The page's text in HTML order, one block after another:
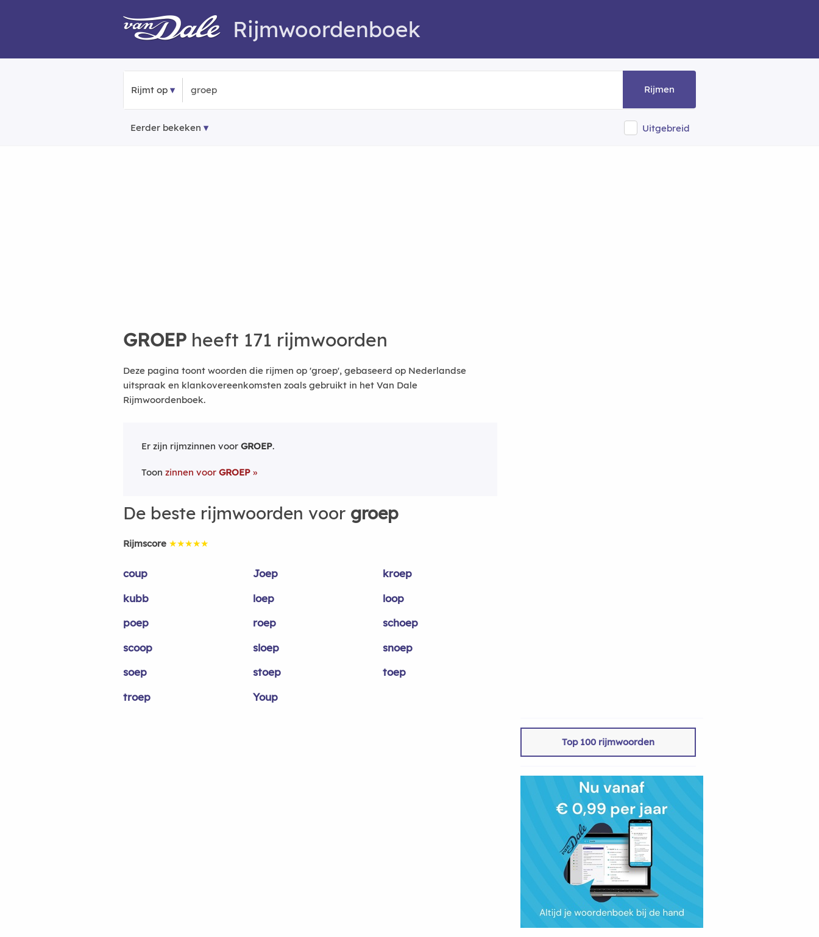
Rijmwoordenboek
Rijmt op Rijmen
Eerder bekeken Uitgebreid
GROEP heeft 171 rijmwoorden
Deze pagina toont woorden die rijmen op 'groep', gebaseerd op Nederlandse
uitspraak en klankovereenkomsten zoals gebruikt in het Van Dale
Rijmwoordenboek.
Er zijn rijmzinnen voor GROEP.
Toon zinnen voor GROEP
De beste rijmwoorden voor groep
Rijmscore ★★★★★
coup Joep
kroep
kubb
loep
loop
poep
roep
schoep
scoop
sloep
snoep
soep
stoep
toep
troep
Youp
Top 100 rijmwoorden